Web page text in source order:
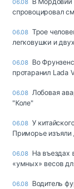
06.08
спровоцировал
06.08 Трое
легковушки и
06.08 Во
протаранил Lada
06.08 Лобовая
"Коле"
06.08 У
Приморье изъяли
06.08 Ha въeздax
«yмныx» вecoв
06.08 Водитель